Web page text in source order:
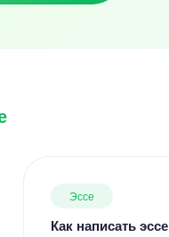
Эссе
Как написать